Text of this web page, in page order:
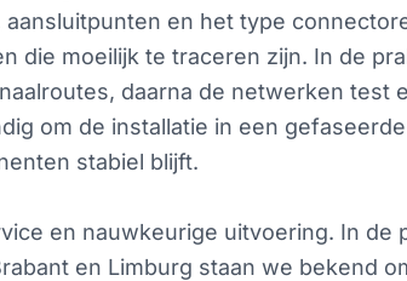
en het type
die moeilijk te traceren zijn. In de
daarna de netwerken test
om de installatie in een
stabiel blijft.
en nauwkeurige uitvoering. In de
en Limburg staan we bekend